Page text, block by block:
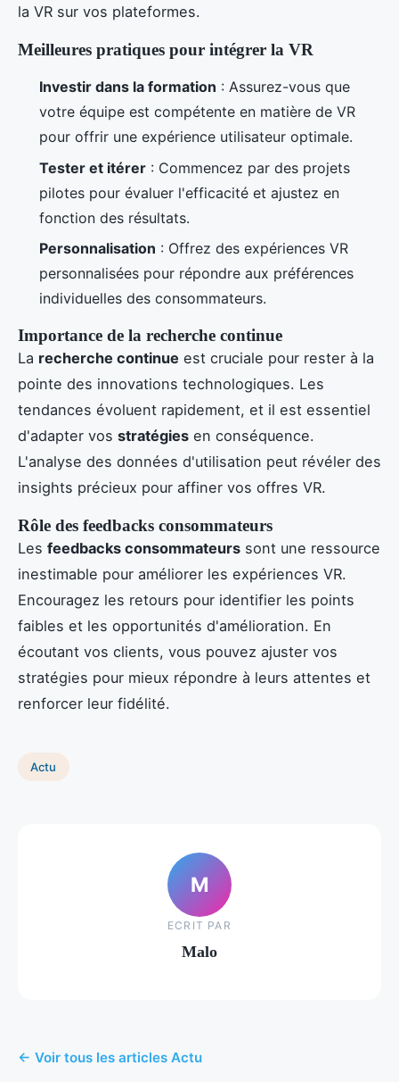
la VR sur vos plateformes.
Meilleures pratiques pour intégrer la VR
Investir dans la formation : Assurez-vous que
votre équipe est compétente en matière de VR
pour offrir une expérience utilisateur optimale.
Tester et itérer : Commencez par des projets
pilotes pour évaluer l'efficacité et ajustez en
fonction des résultats.
Personnalisation : Offrez des expériences VR
personnalisées pour répondre aux préférences
individuelles des consommateurs.
Importance de la recherche continue
La recherche continue est cruciale pour rester à la
pointe des innovations technologiques. Les
tendances évoluent rapidement, et il est essentiel
d'adapter vos stratégies en conséquence.
L'analyse des données d'utilisation peut révéler des
insights précieux pour affiner vos offres VR.
Rôle des feedbacks consommateurs
Les feedbacks consommateurs sont une ressource
inestimable pour améliorer les expériences VR.
Encouragez les retours pour identifier les points
faibles et les opportunités d'amélioration. En
écoutant vos clients, vous pouvez ajuster vos
stratégies pour mieux répondre à leurs attentes et
renforcer leur fidélité.
Actu
M
ECRIT PAR
Malo
← Voir tous les articles Actu